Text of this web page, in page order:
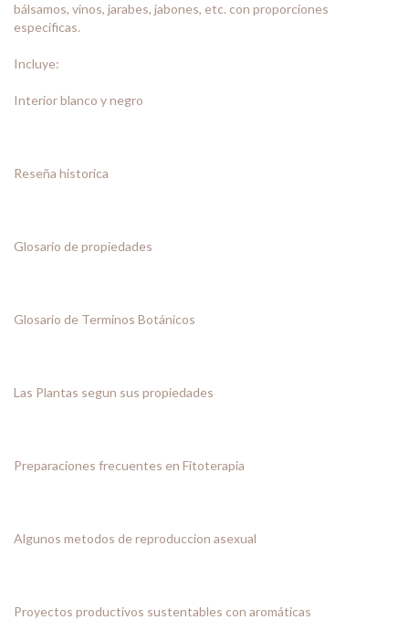
bálsamos, vinos, jarabes, jabones, etc. con proporciones
especificas.
Incluye:
Interior blanco y negro
Reseña historica
Glosario de propiedades
Glosario de Terminos Botánicos
Las Plantas segun sus propiedades
Preparaciones frecuentes en Fitoterapia
Algunos metodos de reproduccion asexual
Proyectos productivos sustentables con aromáticas